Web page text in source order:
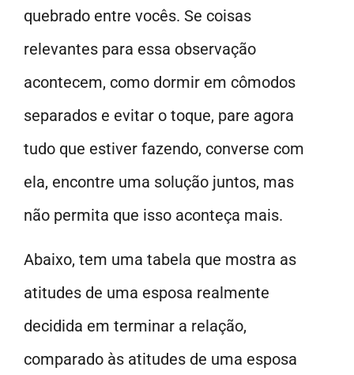
quebrado entre vocês. Se coisas
relevantes para essa observação
acontecem, como dormir em cômodos
separados e evitar o toque, pare agora
tudo que estiver fazendo, converse com
ela, encontre uma solução juntos, mas
não permita que isso aconteça mais.
Abaixo, tem uma tabela que mostra as
atitudes de uma esposa realmente
decidida em terminar a relação,
comparado às atitudes de uma esposa